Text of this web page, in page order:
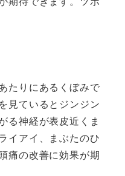
たりにあるくぼみで
見ているとジンジン
る神経が表皮近くま
イアイ、まぶたのひ
痛の改善に効果が期